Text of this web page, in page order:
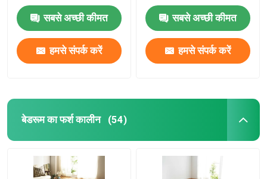
सबसे अच्छी कीमत
हमसे संपर्क करें
सबसे अच्छी कीमत
हमसे संपर्क करें
बेडरूम का फर्श कालीन (54)